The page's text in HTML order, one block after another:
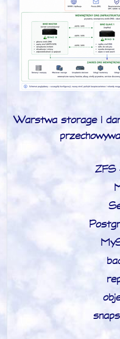
Warstwa storage i
ZFS